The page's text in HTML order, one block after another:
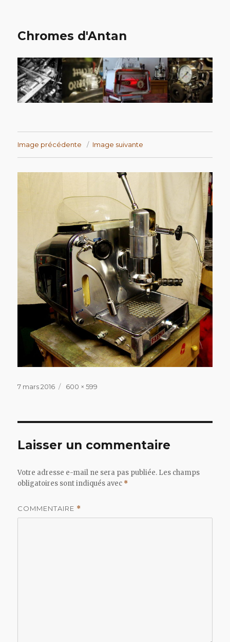
Chromes d'Antan
Image précédente Image suivante
Publié
7 mars 2016
Taille
600 × 599
Laisser un commentaire
Votre adresse e-mail ne sera pas publiée. Les champs
obligatoires sont indiqués avec *
COMMENTAIRE *